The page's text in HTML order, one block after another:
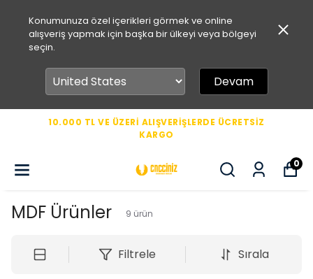
Konumunuza özel içerikleri görmek ve online
alışveriş yapmak için başka bir ülkeyi veya bölgeyi
seçin.
Devam
10.000 TL VE ÜZERİ ALIŞVERİŞLERDE ÜCRETSİZ
KARGO
0
MDF Ürünler 9 ürün
Filtrele Sırala